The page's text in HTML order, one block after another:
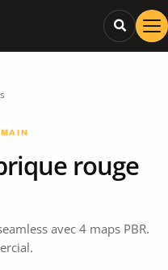
rouge
avec 4 maps PBR.